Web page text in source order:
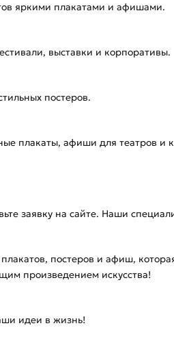
яркими плакатами и афишами.
выставки и корпоративы.
постеров.
плакаты, афиши для театров и
заявку на сайте. Наши
постеров и афиш,
произведением искусства!
идеи в жизнь!